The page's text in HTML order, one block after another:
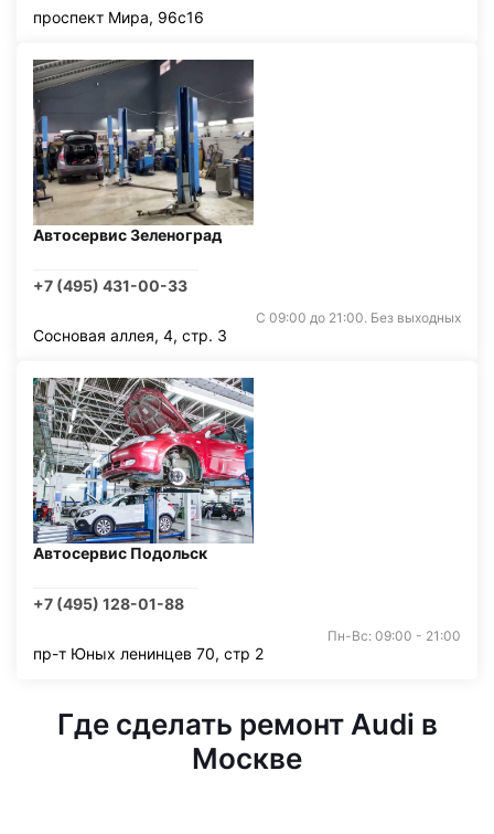
проспект Мира, 96с16
Автосервис Зеленоград
+7 (495) 431-00-33
С 09:00 до 21:00. Без выходных
Сосновая аллея, 4, стр. 3
Автосервис Подольск
+7 (495) 128-01-88
Пн-Вс: 09:00 - 21:00
пр-т Юных ленинцев 70, стр 2
Где сделать ремонт Audi в
Москве